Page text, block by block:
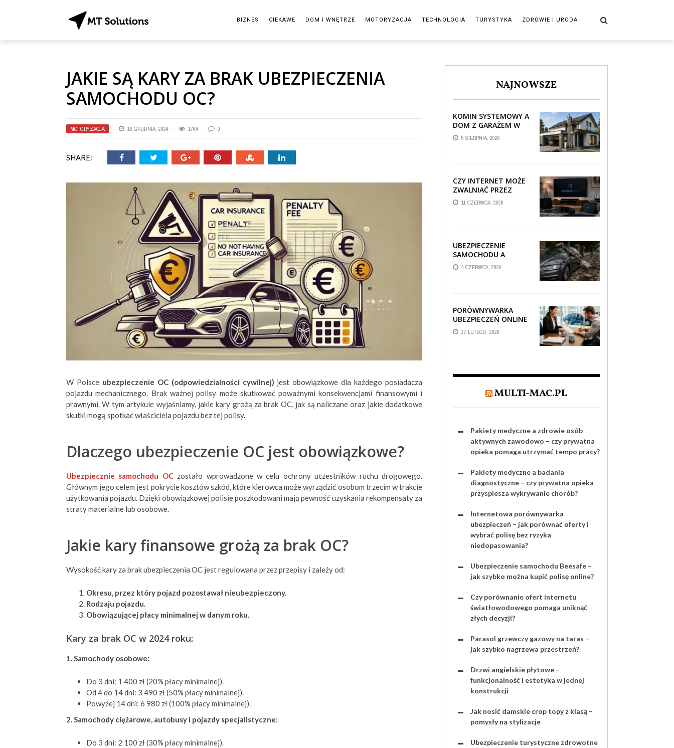
BIZNES CIEKAWE DOM I WNĘTRZE MOTORYZACJA TECHNOLOGIA TURYSTYKA ZDROWIE I URODA
JAKIE SĄ KARY ZA BRAK UBEZPIECZENIA
SAMOCHODU OC?
MOTORYZACJA 16 GRUDNIA, 2024 1764 0
SHARE:
W Polsce ubezpieczenie OC (odpowiedzialności cywilnej) jest obowiązkowe dla każdego posiadacza
pojazdu mechanicznego. Brak ważnej polisy może skutkować poważnymi konsekwencjami finansowymi i
prawnymi. W tym artykule wyjaśniamy, jakie kary grożą za brak OC, jak są naliczane oraz jakie dodatkowe
skutki mogą spotkać właściciela pojazdu bez tej polisy.
Dlaczego ubezpieczenie OC jest obowiązkowe?
Ubezpiecznie samochodu OCzostało wprowadzone w celu ochrony uczestników ruchu drogowego.
Głównym jego celem jest pokrycie kosztów szkód, które kierowca może wyrządzić osobom trzecim w trakcie
użytkowania pojazdu. Dzięki obowiązkowej polisie poszkodowani mają pewność uzyskania rekompensaty za
straty materialne lub osobowe.
Jakie kary finansowe grożą za brak OC?
Wysokość kary za brak ubezpieczenia OC jest regulowana przez przepisy i zależy od:
Okresu, przez który pojazd pozostawał nieubezpieczony.
Rodzaju pojazdu.
Obowiązującej płacy minimalnej w danym roku.
Kary za brak OC w 2024 roku:
1. Samochody osobowe:
Do 3 dni: 1 400 zł (20% płacy minimalnej).
Od 4 do 14 dni: 3 490 zł (50% płacy minimalnej).
Powyżej 14 dni: 6 980 zł (100% płacy minimalnej).
2. Samochody ciężarowe, autobusy i pojazdy specjalistyczne:
Do 3 dni: 2 100 zł (30% płacy minimalnej).
NAJNOWSZE
KOMIN SYSTEMOWY A
DOM Z GARAŻEM W
BRYLE – JAK STREFA
TECHNICZNA WPŁYWA
5 SIERPNIA, 2026
CZY INTERNET MOŻE
ZWALNIAĆ PRZEZ
AUTOMATYCZNE
AKTUALIZACJE
11 CZERWCA, 2026
UBEZPIECZENIE
SAMOCHODU A
SZKODA PO
USZKODZENIU AUTA
4 CZERWCA, 2026
PORÓWNYWARKA
UBEZPIECZEŃ ONLINE
– JAK WYBRAĆ POLISĘ,
KTÓRA REALNIE
27 LUTEGO, 2026
MULTI-MAC.PL
Pakiety medyczne a zdrowie osób
aktywnych zawodowo – czy prywatna
opieka pomaga utrzymać tempo pracy?
Pakiety medyczne a badania
diagnostyczne – czy prywatna opieka
przyspiesza wykrywanie chorób?
Internetowa porównywarka
ubezpieczeń – jak porównać oferty i
wybrać polisę bez ryzyka
niedopasowania?
Ubezpieczenie samochodu Beesafe –
jak szybko można kupić polisę online?
Czy porównanie ofert internetu
światłowodowego pomaga uniknąć
złych decyzji?
Parasol grzewczy gazowy na taras –
jak szybko nagrzewa przestrzeń?
Drzwi angielskie płytowe –
funkcjonalność i estetyka w jednej
konstrukcji
Jak nosić damskie crop topy z klasą –
pomysły na stylizacje
Ubezpieczenie turystyczne zdrowotne